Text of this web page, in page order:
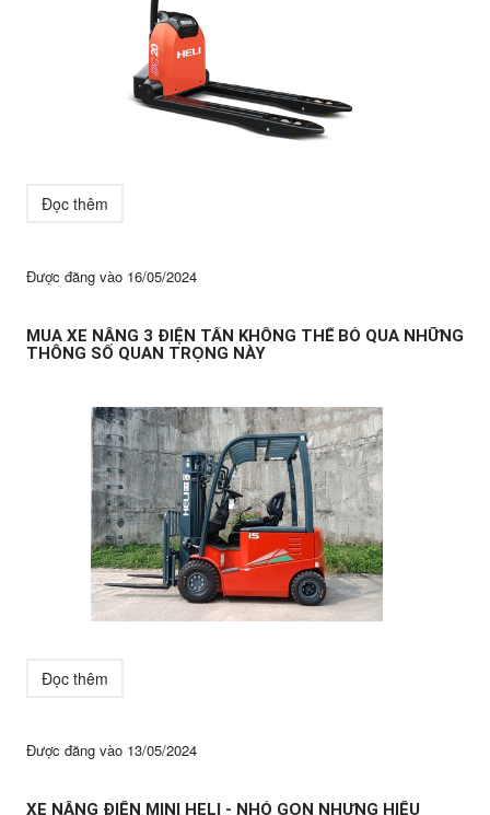
Đọc thêm
Được đăng vào 16/05/2024
MUA XE NÂNG 3 ĐIỆN TẤN KHÔNG THỂ BỎ QUA NHỮNG
THÔNG SỐ QUAN TRỌNG NÀY
Đọc thêm
Được đăng vào 13/05/2024
XE NÂNG ĐIỆN MINI HELI - NHỎ GỌN NHƯNG HIỆU